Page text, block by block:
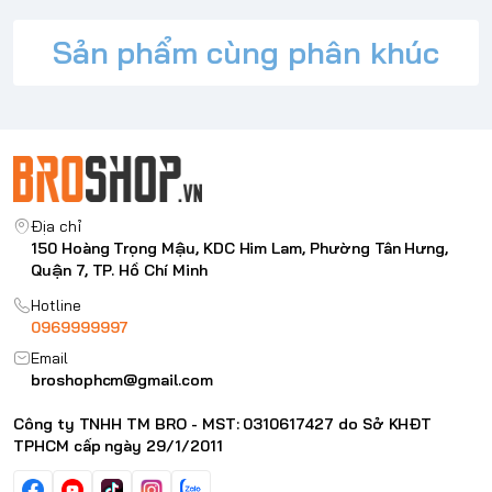
năng ngủ
Xem dễ dàng với bao da kiêm chân đế
Sản phẩm cùng phân khúc
Địa chỉ
150 Hoàng Trọng Mậu, KDC Him Lam, Phường Tân Hưng,
Quận 7, TP. Hồ Chí Minh
Hotline
0969999997
Email
broshophcm@gmail.com
Công ty TNHH TM BRO - MST: 0310617427 do Sở KHĐT
TPHCM cấp ngày 29/1/2011